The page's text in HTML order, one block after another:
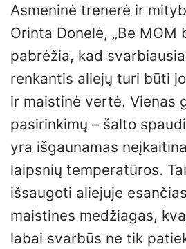
Asmeninė trenerė ir
Orinta Donelė, „Be MOM
pabrėžia, kad
renkantis aliejų turi būti
ir maistinė vertė. Vienas
pasirinkimų – šalto
yra išgaunamas
laipsnių temperatūros.
išsaugoti aliejuje
maistines medžiagas,
labai svarbūs ne tik